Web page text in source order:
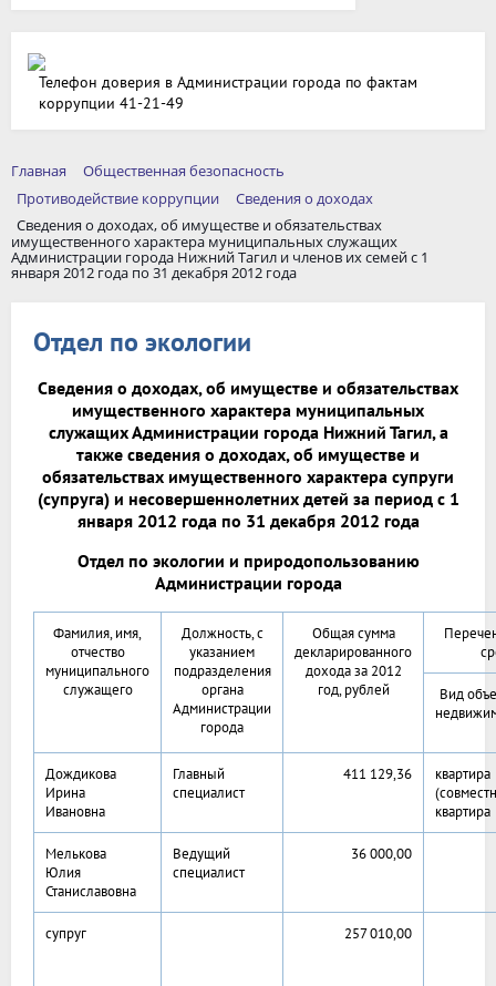
Телефон доверия в Администрации города по фактам
коррупции 41-21-49
Главная
Общественная безопасность
Противодействие коррупции
Сведения о доходах
Сведения о доходах, об имуществе и обязательствах
имущественного характера муниципальных служащих
Администрации города Нижний Тагил и членов их семей с 1
января 2012 года по 31 декабря 2012 года
Отдел по экологии
Сведения о доходах, об имуществе и обязательствах
имущественного характера муниципальных
служащих Администрации города Нижний Тагил, а
также сведения о доходах, об имуществе и
обязательствах имущественного характера супруги
(супруга) и несовершеннолетних детей за период с 1
января 2012 года по 31 декабря 2012 года
Отдел по экологии и природопользованию
Администрации города
Фамилия, имя,
отчество
муниципального
служащего
Должность, с
указанием
подразделения
органа
Администрации
города
Общая сумма
декларированного
дохода за 2012
год, рублей
Вид
Дождикова
Ирина
Ивановна
Главный
специалист
411 129,36
квартира
квартира
Мелькова
Юлия
Станиславовна
Ведущий
специалист
36 000,00
супруг 257 010,00